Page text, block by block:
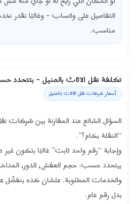
التفاصيل على واتساب – وغالبًا نقدر
مناسب.
تكلفة نقل الاثاث بالمنيل – بتتحدد
أسعار شركات نقل الاثاث بالمنيل
السؤال الشائع عند المقارنة بينشركات نقل
“النقلة بكام؟”.
وإجابة “رقم واحد ثابت” غالبًا بتكون غير
بيتحدد حسب: حجم العفش، الدور،
والخدمات المطلوبة. علشان كده بنفضّل
بدل رقم عام.